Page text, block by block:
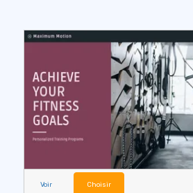
Voir Choisir